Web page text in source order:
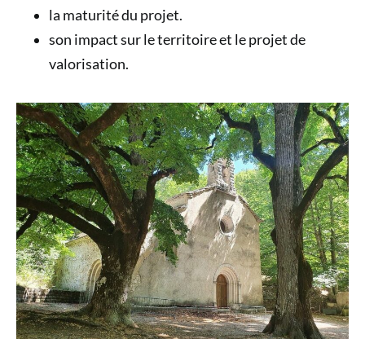
la maturité du projet.
son impact sur le territoire et le projet de
valorisation.